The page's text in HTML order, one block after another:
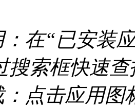
在“已安装
搜索框快速查
点击应用图